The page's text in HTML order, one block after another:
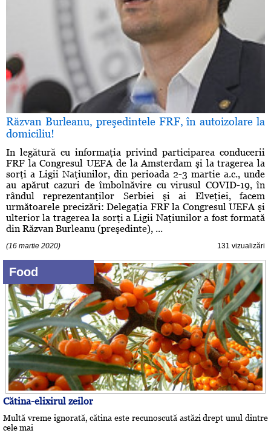
Răzvan Burleanu, preşedintele FRF, în autoizolare la
domiciliu!
In legătură cu informaţia privind participarea conducerii
FRF la Congresul UEFA de la Amsterdam şi la tragerea la
sorţi a Ligii Naţiunilor, din perioada 2-3 martie a.c., unde
au apărut cazuri de îmbolnăvire cu virusul COVID-19, în
rândul reprezentanţilor Serbiei şi ai Elveţiei, facem
următoarele precizări: Delegaţia FRF la Congresul UEFA şi
ulterior la tragerea la sorţi a Ligii Naţiunilor a fost formată
din Răzvan Burleanu (preşedinte), ...
(16 martie 2020) 131 vizualizări
Food
Cătina-elixirul zeilor
Multă vreme ignorată, cătina este recunoscută astăzi drept unul dintre
cele mai